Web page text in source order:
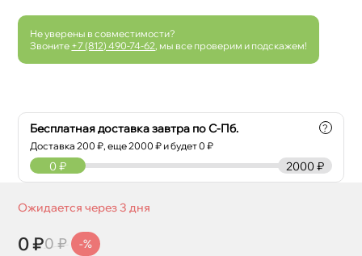
Не уверены в совместимости?
Звоните +7 (812) 490-74-62 , мы все проверим и подскажем!
Бесплатная доставка завтра по С-Пб.
Доставка200 ₽, еще2000 ₽ и будет 0 ₽
?
2000 ₽
0 ₽
Ожидается через 3 дня
0 ₽0 ₽ -%